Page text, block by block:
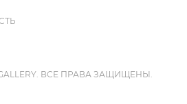
ВСЕ ПРАВА ЗАЩИЩЕНЫ.